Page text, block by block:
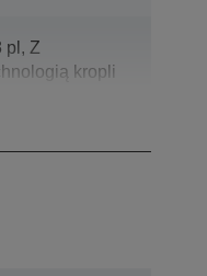
pl, Z
kropli